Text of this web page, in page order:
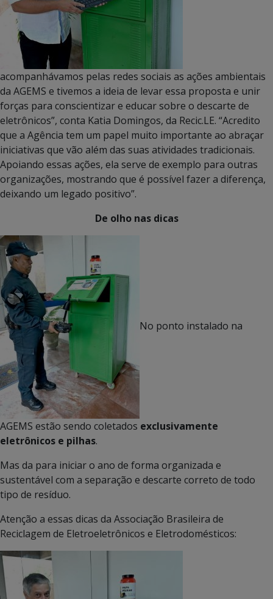
acompanhávamos pelas redes sociais as ações ambientais
da AGEMS e tivemos a ideia de levar essa proposta e unir
forças para conscientizar e educar sobre o descarte de
eletrônicos”, conta Katia Domingos, da Recic.LE. “Acredito
que a Agência tem um papel muito importante ao abraçar
iniciativas que vão além das suas atividades tradicionais.
Apoiando essas ações, ela serve de exemplo para outras
organizações, mostrando que é possível fazer a diferença,
deixando um legado positivo”.
De olho nas dicas
No ponto instalado na
AGEMS estão sendo coletados exclusivamente
eletrônicos e pilhas.
Mas da para iniciar o ano de forma organizada e
sustentável com a separação e descarte correto de todo
tipo de resíduo.
Atenção a essas dicas da Associação Brasileira de
Reciclagem de Eletroeletrônicos e Eletrodomésticos: